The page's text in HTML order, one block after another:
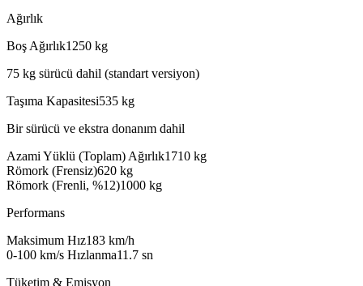
Ağırlık
Boş Ağırlık1250 kg
75 kg sürücü dahil (standart versiyon)
Taşıma Kapasitesi535 kg
Bir sürücü ve ekstra donanım dahil
Azami Yüklü (Toplam) Ağırlık1710 kg
Römork (Frensiz)620 kg
Römork (Frenli, %12)1000 kg
Performans
Maksimum Hız183 km/h
0-100 km/s Hızlanma11.7 sn
Tüketim & Emisyon